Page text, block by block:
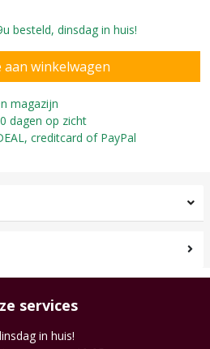
besteld, dinsdag in huis!
magazijn
dagen op zicht
creditcard of PayPal
services
in huis!